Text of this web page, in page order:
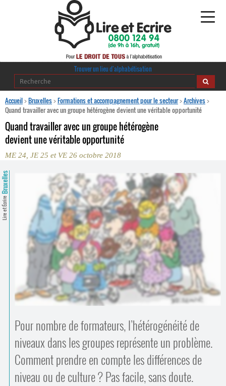
Alphabétisation
Ressources pédagogiques
Comprendre et parler
Bienvenue en Belgique
Espace presse
Contacts
Trouver un lieu d’alphabétisation
Trouver un lieu d’alphabétisation
Accueil>Bruxelles>Formations et accompagnement pour le secteur>Archives>
Quand travailler avec un groupe hétérogène devient une véritable opportunité
Quand travailler avec un groupe hétérogène
devient une véritable opportunité
ME 24, JE 25 et VE 26 octobre 2018
Lire et Écrire
Bruxelles
Pour nombre de formateurs, l’hétérogénéité de
niveaux dans les groupes représente un problème.
Comment prendre en compte les différences de
niveau ou de culture ? Pas facile, sans doute.